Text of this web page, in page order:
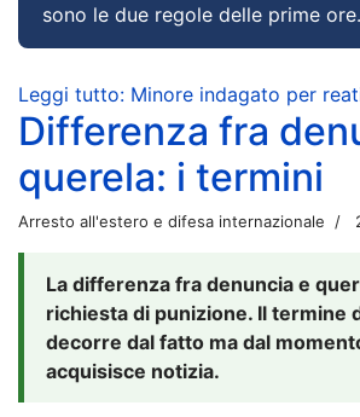
sono le due regole delle prime ore.
Leggi tutto: Minore indagato per
Differenza fra
querela: i termini
Arresto all'estero e difesa internazionale
La differenza fra denuncia e
richiesta di punizione. Il termine
decorre dal fatto ma dal
acquisisce notizia.